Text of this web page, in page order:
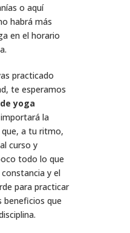
o aquí
habrá más
en el horario
practicado
te esperamos
yoga
la
a tu ritmo,
curso y
todo lo que
y el
para practicar
beneficios que